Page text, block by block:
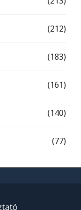
(212)
(183)
(161)
(140)
(77)